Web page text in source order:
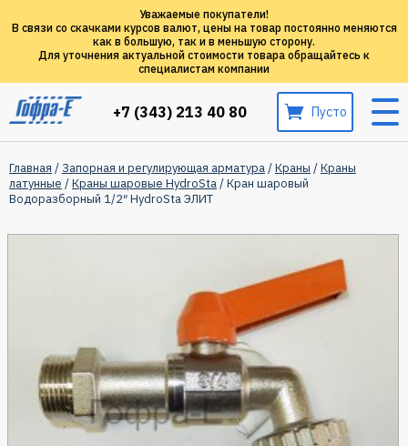
Уважаемые покупатели!
В связи со скачками курсов валют, цены на товар постоянно меняются
как в большую, так и в меньшую сторону.
Для уточнения актуальной стоимости товара обращайтесь к
специалистам компании
+7 (343) 213 40 80 Пусто
Главная /Запорная и регулирующая арматура/Краны /Краны
латунные /Краны шаровые HydroSta/ Кран шаровый
Водоразборный 1/2″ HydroSta ЭЛИТ